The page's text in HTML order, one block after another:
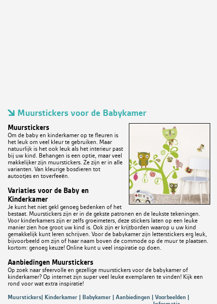
Muurstickers voor de Babykamer
Muurstickers
Om de baby en kinderkamer op te fleuren is
het leuk om veel kleur te gebruiken. Maar
natuurlijk is het ook leuk als het interieur past
bij uw kind. Behangen is een optie, maar veel
makkelijker zijn muurstickers. Ze zijn er in alle
varianten. Van kleurige bosdieren tot
autootjes en toverfeeën.
Variaties voor de Baby en
Kinderkamer
Je kunt het niet gekl genoeg bedenken of het
bestaat. Muurstickers zijn er in de gekste patronen en de leukste tekeningen.
Voor kinderkamers zijn er zelfs groeimeters, deze stickers laten op een leuke
manier zien hoe groot uw kind is. Ook zijn er krijtborden waarop u uw kind
gemakkelijk kunt leren schrijven. Voor de babykamer zijn letterstickers erg leuk,
bijvoorbeeld om zijn of haar naam boven de commode op de muur te plaatsen.
kortom: genoeg keuze! Online kunt u veel inspiratie op doen.
Aanbiedingen Muurstickers
Op zoek naar sfeervolle en gezellige muurstickers voor de babykamer of
kinderkamer? Op internet zijn super veel leuke exemplaren te vinden! Kijk een
rond voor wat extra inspiratie!
Muurstickers| Kinderkamer | Babykamer | Aanbiedingen | Voorbeelden |